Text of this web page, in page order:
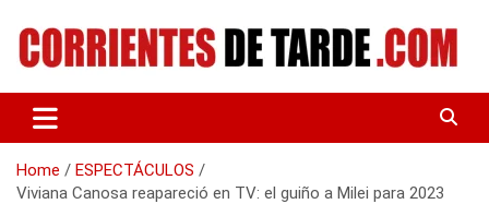
content
CORRIENTES DE TARDE
Home
ESPECTÁCULOS
Viviana Canosa reapareció en TV: el guiño a Milei para 2023